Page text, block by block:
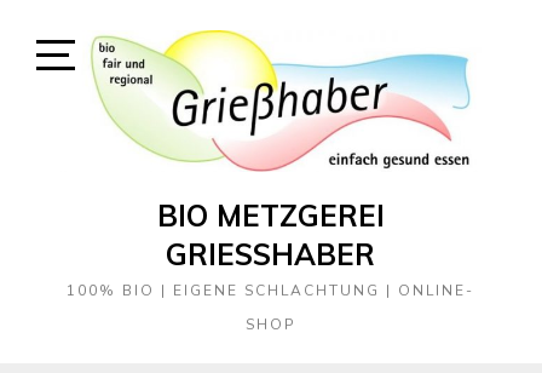
Open
Sidebar
BIO METZGEREI
GRIESSHABER
100% BIO | EIGENE SCHLACHTUNG | ONLINE-
SHOP